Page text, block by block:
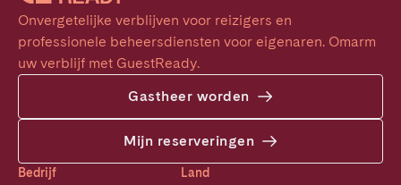
Onvergetelijke verblijven voor reizigers en
professionele beheersdiensten voor eigenaren. Omarm
uw verblijf met GuestReady.
Gastheer worden
Mijn reserveringen
Bedrijf Land